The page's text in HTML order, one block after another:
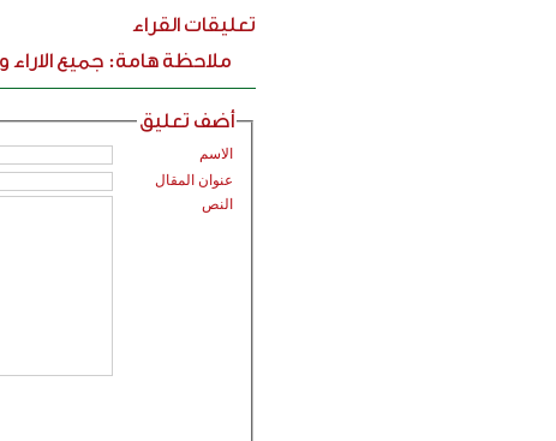
تعليقات القراء
ملاحظة هامة: جميع
أضف تعليق
الاسم
عنوان المقال
النص